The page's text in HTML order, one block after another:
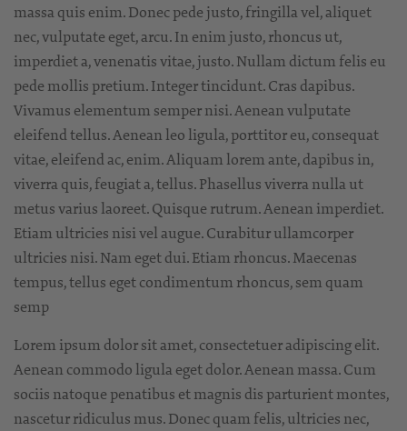
massa quis enim. Donec pede justo, fringilla vel, aliquet
nec, vulputate eget, arcu. In enim justo, rhoncus ut,
imperdiet a, venenatis vitae, justo. Nullam dictum felis eu
pede mollis pretium. Integer tincidunt. Cras dapibus.
Vivamus elementum semper nisi. Aenean vulputate
eleifend tellus. Aenean leo ligula, porttitor eu, consequat
vitae, eleifend ac, enim. Aliquam lorem ante, dapibus in,
viverra quis, feugiat a, tellus. Phasellus viverra nulla ut
metus varius laoreet. Quisque rutrum. Aenean imperdiet.
Etiam ultricies nisi vel augue. Curabitur ullamcorper
ultricies nisi. Nam eget dui. Etiam rhoncus. Maecenas
tempus, tellus eget condimentum rhoncus, sem quam
semp
Lorem ipsum dolor sit amet, consectetuer adipiscing elit.
Aenean commodo ligula eget dolor. Aenean massa. Cum
sociis natoque penatibus et magnis dis parturient montes,
nascetur ridiculus mus. Donec quam felis, ultricies nec,